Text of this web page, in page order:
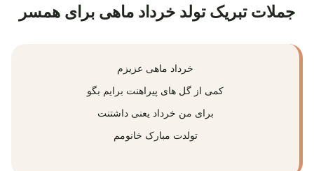
جملات تبریک تولد خرداد ماهی برای همسر
خرداد ماهی عزیزم
کمی از گل‌ های پیراهنت برایم بگو
برای من خرداد یعنی داشتنت
تولدت مبارک خانومم